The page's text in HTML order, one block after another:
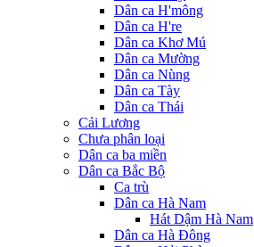
Dân ca H'mông
Dân ca H're
Dân ca Khơ Mú
Dân ca Mường
Dân ca Nùng
Dân ca Tày
Dân ca Thái
Cải Lương
Chưa phân loại
Dân ca ba miền
Dân ca Bắc Bộ
Ca trù
Dân ca Hà Nam
Hát Dậm Hà Nam
Dân ca Hà Đông